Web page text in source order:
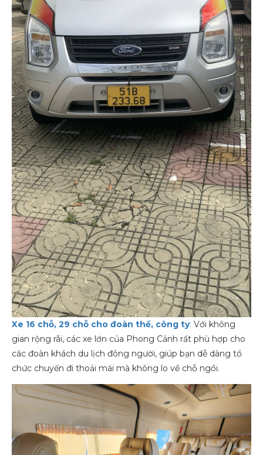
Xe 16 chỗ, 29 chỗ cho đoàn thể, công ty: Với không
gian rộng rãi, các xe lớn của Phong Cảnh rất phù hợp cho
các đoàn khách du lịch đông người, giúp bạn dễ dàng tổ
chức chuyến đi thoải mái mà không lo về chỗ ngồi.